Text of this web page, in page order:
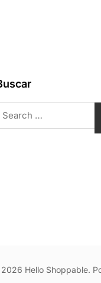
Hello Shoppable.